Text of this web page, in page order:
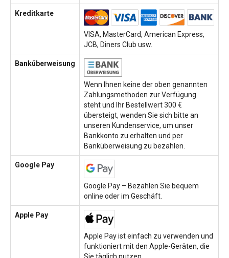
Kreditkarte
VISA, MasterCard, American Express,
JCB, Diners Club usw.
Banküberweisung
Wenn Ihnen keine der oben genannten
Zahlungsmethoden zur Verfügung
steht und Ihr Bestellwert 300 €
übersteigt, wenden Sie sich bitte an
unseren Kundenservice, um unser
Bankkonto zu erhalten und per
Banküberweisung zu bezahlen.
Google Pay
Google Pay – Bezahlen Sie bequem
online oder im Geschäft.
Apple Pay
Apple Pay ist einfach zu verwenden und
funktioniert mit den Apple-Geräten, die